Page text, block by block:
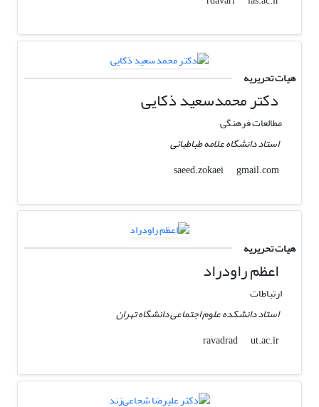
هیات تحریریه
دکتر محمدسعید ذکایی
مطالعات فرهنگی
استاد دانشگاه علامه طباطبائی
saeed.zokaei
gmail.com
هیات تحریریه
اعظم راودراد
ارتباطات
استاد دانشکده علوم اجتماعی دانشگاه تهران
ravadrad
ut.ac.ir